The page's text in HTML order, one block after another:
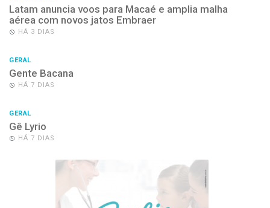
Latam anuncia voos para Macaé e amplia malha
aérea com novos jatos Embraer
HÁ 3 DIAS
GERAL
Gente Bacana
HÁ 7 DIAS
GERAL
Gê Lyrio
HÁ 7 DIAS